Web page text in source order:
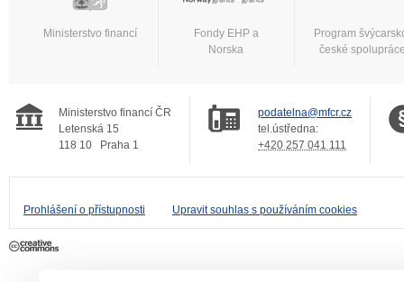
Ministerstvo financí
Fondy EHP a
Norska
Program
české
Ministerstvo financí ČR
Letenská 15
118 10
Praha 1
podatelna@mfcr.cz
tel.ústředna:
+420 257 041 111
Prohlášení o přístupnosti Upravit souhlas s používáním cookies